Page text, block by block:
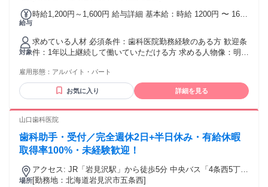
給与
時給1,200円～1,600円 給与詳細 基本給：時給 1200円 〜 1600
対象
求めている人材 必須条件：歯科医院勤務経験のある方 歓迎条
件：1年以上継続して働いていただける方 求める人物像：明る
雇用形態： アルバイト・パート
お気に入り 詳細を見る
山口歯科医院
歯科助手・受付／完全週休2日+半日休み・有給休暇
取得率100%・未経験歓迎！
場所
アクセス: JR「岩見沢駅」から徒歩5分 中央バス「4条西5丁目
停留所」から徒歩0分
[勤務地：北海道岩見沢市五条西]